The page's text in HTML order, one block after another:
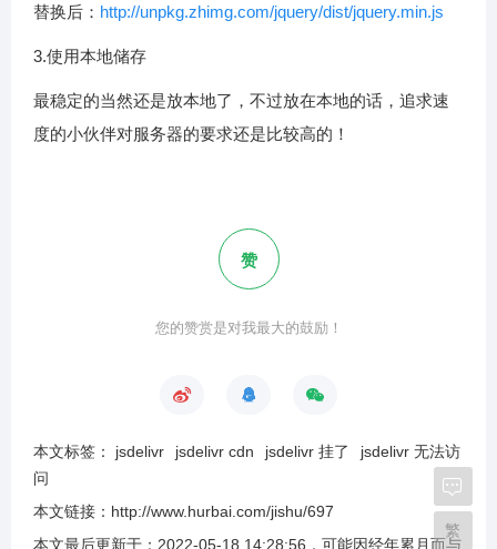
替换后： http://unpkg.zhimg.com/jquery/dist/jquery.min.js
3.使用本地储存
最稳定的当然还是放本地了，不过放在本地的话，追求速
度的小伙伴对服务器的要求还是比较高的！
赞
您的赞赏是对我最大的鼓励！
本文标签： jsdelivr jsdelivr cdn jsdelivr 挂了
jsdelivr 无法访
问
本文链接： http://www.hurbai.com/jishu/697
本文最后更新于： 2022-05-18 14:28:56 ，可能因经年累月而与
繁